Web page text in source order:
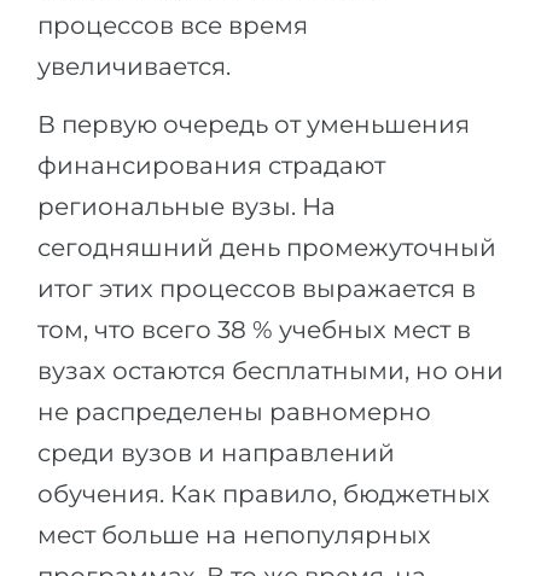
процессов все время
увеличивается.
В первую очередь от уменьшения
финансирования страдают
региональные вузы. На
сегодняшний день промежуточный
итог этих процессов выражается в
том, что всего 38 % учебных мест в
вузах остаются бесплатными, но они
не распределены равномерно
среди вузов и направлений
обучения. Как правило, бюджетных
мест больше на непопулярных